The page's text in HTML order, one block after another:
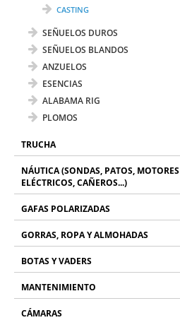
CASTING
SEÑUELOS DUROS
SEÑUELOS BLANDOS
ANZUELOS
ESENCIAS
ALABAMA RIG
PLOMOS
TRUCHA
NÁUTICA (SONDAS, PATOS, MOTORES
ELÉCTRICOS, CAÑEROS...)
GAFAS POLARIZADAS
GORRAS, ROPA Y ALMOHADAS
BOTAS Y VADERS
MANTENIMIENTO
CÁMARAS